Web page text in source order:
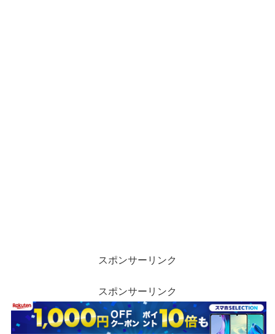
スポンサーリンク
スポンサーリンク